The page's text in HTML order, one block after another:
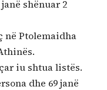
shënuar 2
në Ptolemaidha
iu shtua listës.
dhe 69 janë